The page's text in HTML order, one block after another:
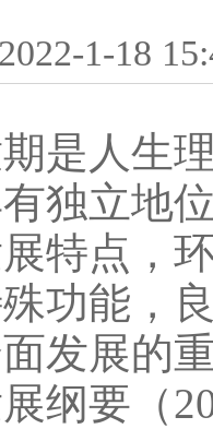
1-18
人生理
独立地
特点，
功能，
发展的
纲要（